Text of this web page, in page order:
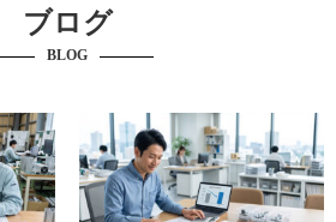
ブログ
BLOG